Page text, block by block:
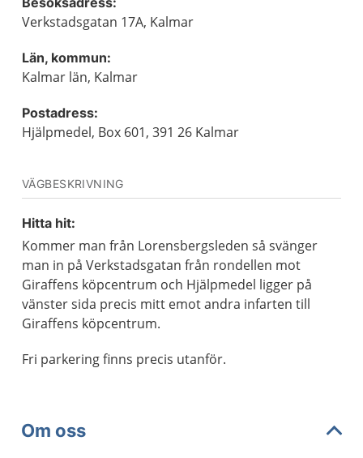
Verkstadsgatan 17A, Kalmar
Län, kommun:
Kalmar län, Kalmar
Postadress:
Hjälpmedel, Box 601, 391 26 Kalmar
VÄGBESKRIVNING
Hitta hit:
Kommer man från Lorensbergsleden så svänger
man in på Verkstadsgatan från rondellen mot
Giraffens köpcentrum och Hjälpmedel ligger på
vänster sida precis mitt emot andra infarten till
Giraffens köpcentrum.
Fri parkering finns precis utanför.
Om oss